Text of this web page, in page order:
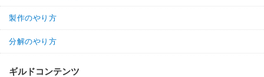
製作のやり方
分解のやり方
ギルドコンテンツ